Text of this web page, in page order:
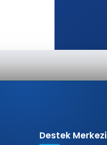
Destek Merkezi